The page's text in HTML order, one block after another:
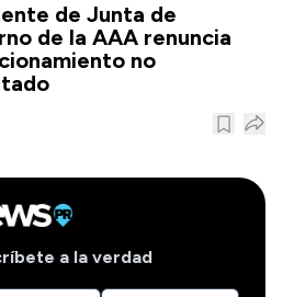
de Junta de
de la AAA renuncia
no
a la verdad